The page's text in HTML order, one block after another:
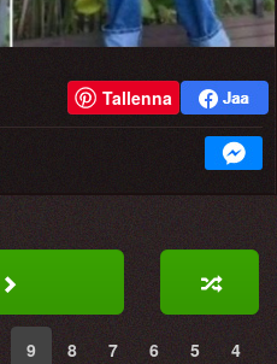
Tallenna
9 8 7 6 5 4